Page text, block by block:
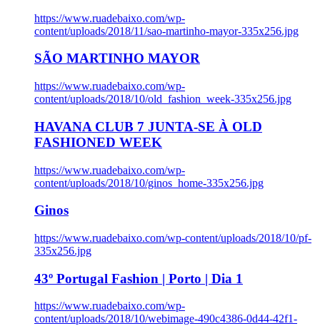
https://www.ruadebaixo.com/wp-
content/uploads/2018/11/sao-martinho-mayor-335x256.jpg
SÃO MARTINHO MAYOR
https://www.ruadebaixo.com/wp-
content/uploads/2018/10/old_fashion_week-335x256.jpg
HAVANA CLUB 7 JUNTA-SE À OLD
FASHIONED WEEK
https://www.ruadebaixo.com/wp-
content/uploads/2018/10/ginos_home-335x256.jpg
Ginos
https://www.ruadebaixo.com/wp-content/uploads/2018/10/pf-
335x256.jpg
43º Portugal Fashion | Porto | Dia 1
https://www.ruadebaixo.com/wp-
content/uploads/2018/10/webimage-490c4386-0d44-42f1-